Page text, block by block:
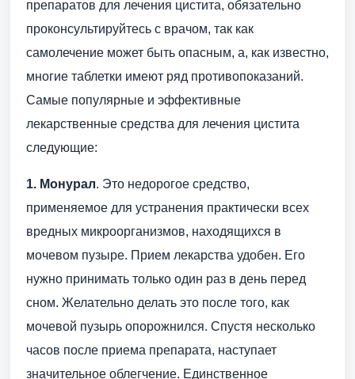
препаратов для лечения цистита, обязательно
проконсультируйтесь с врачом, так как
самолечение может быть опасным, а, как известно,
многие таблетки имеют ряд противопоказаний.
Самые популярные и эффективные
лекарственные средства для лечения цистита
следующие:
1. Монурал. Это недорогое средство,
применяемое для устранения практически всех
вредных микроорганизмов, находящихся в
мочевом пузыре. Прием лекарства удобен. Его
нужно принимать только один раз в день перед
сном. Желательно делать это после того, как
мочевой пузырь опорожнился. Спустя несколько
часов после приема препарата, наступает
значительное облегчение. Единственное